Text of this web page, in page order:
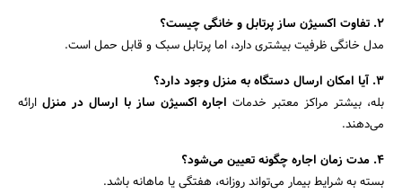
2. تفاوت اکسیژن ساز پرتابل و خانگی چیست؟
مدل خانگی ظرفیت بیشتری دارد، اما پرتابل سبک و قابل حمل است.
3. آیا امکان ارسال دستگاه به منزل وجود دارد؟
بله، بیشتر مراکز معتبر خدمات اجاره اکسیژن ساز با ارسال در منزل ارائه
می‌دهند.
4. مدت زمان اجاره چگونه تعیین می‌شود؟
بسته به شرایط بیمار می‌تواند روزانه، هفتگی یا ماهانه باشد.